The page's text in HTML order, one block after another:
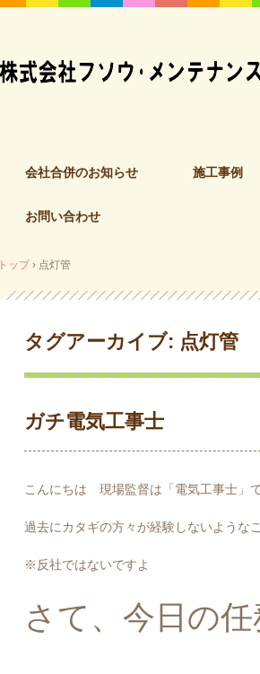
会社合併のお知らせ 施工事例
お問い合わせ
トップ › 点灯管
タグアーカイブ: 点灯管
ガチ電気工事士
こんにちは 現場監督は「電気工事士」で
過去にカタギの方々が経験しないような
※反社ではないですよ
さて、今日の任